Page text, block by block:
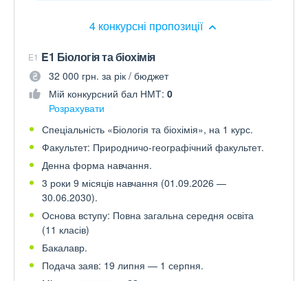
4 конкурсні пропозиції
E1 E1 Біологія та біохімія
32 000 грн. за рік / бюджет
Мій конкурсний бал НМТ: 0
Розрахувати
Спеціальність «Біологія та біохімія», на 1 курс.
Факультет: Природничо-географічний факультет.
Денна форма навчання.
3 роки 9 місяців навчання (01.09.2026 —
30.06.2030).
Основа вступу: Повна загальна середня освіта
(11 класів)
Бакалавр.
Подача заяв: 19 липня — 1 серпня.